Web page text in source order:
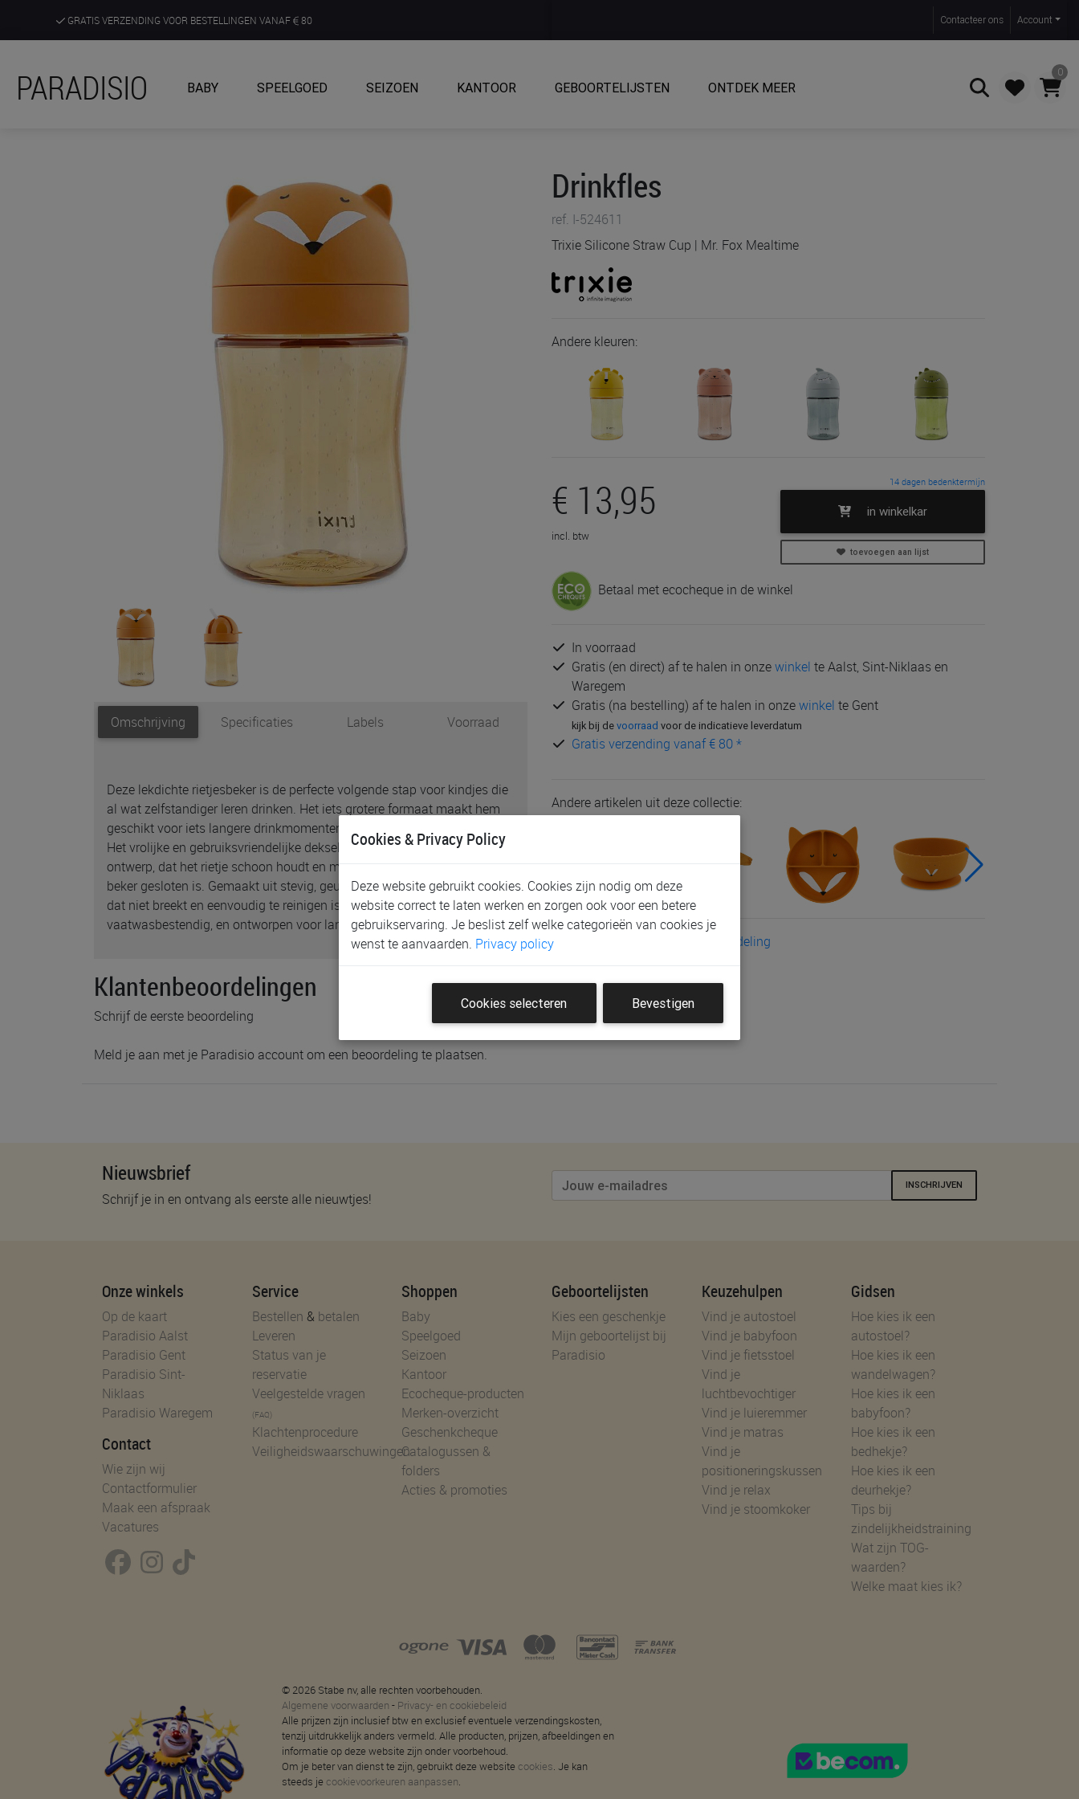
GRATIS VERZENDING VOOR BESTELLINGEN VANAF 80
ONTDEK, BELEEF EN KRIJG ADVIES IN ONZE WINKELS
Contacteer ons Account
PARADISIO BABY SPEELGOED SEIZOEN KANTOOR GEBOORTELIJSTEN ONTDEK MEER
0
Omschrijving Specificaties Labels Voorraad
Deze lekdichte rietjesbeker is de perfecte volgende stap voor kindjes die
al wat zelfstandiger leren drinken. Het iets grotere formaat maakt hem
geschikt voor iets langere drinkmomenten naarmate kinderen groeien.
Het vrolijke en gebruiksvriendelijke deksel beschikt over een anti-lek
ontwerp, dat het rietje schoon houdt en morsen voorkomt wanneer de
beker gesloten is. Gemaakt uit stevig, geurloos en transparant Tritan?
dat niet breekt en eenvoudig te reinigen is. Natuurlijk ook
vaatwasbestendig, en ontworpen voor langdurig dagelijks gebruik.
Drinkfles
ref. I-524611
Trixie Silicone Straw Cup | Mr. Fox Mealtime
Andere kleuren:
€ 13,95
incl. btw
14 dagen bedenktermijn
in winkelkar
toevoegen aan lijst
Betaal met ecocheque in de winkel
In voorraad
Gratis (en direct) af te halen in onzewinkel te Aalst, Sint-Niklaas en
Waregem
Gratis (na bestelling) af te halen in onzewinkel te Gent
kijk bij devoorraad voor de indicatieve leverdatum
Gratis verzending vanaf € 80 *
Andere artikelen uit deze collectie:
Schrijf de eerste klantenbeoordeling
Klantenbeoordelingen
Schrijf de eerste beoordeling
Meld je aan met je Paradisio account om een beoordeling te plaatsen.
Nieuwsbrief
Schrijf je in en ontvang als eerste alle nieuwtjes!
INSCHRIJVEN
Onze winkels
Op de kaart
Paradisio Aalst
Paradisio Gent
Paradisio Sint-
Niklaas
Paradisio Waregem
Contact
Wie zijn wij
Contactformulier
Maak een afspraak
Vacatures
Service
Bestellen & betalen
Leveren
Status van je
reservatie
Veelgestelde vragen
(FAQ)
Klachtenprocedure
Veiligheidswaarschuwingen
Shoppen
Baby
Speelgoed
Seizoen
Kantoor
Ecocheque-producten
Merken-overzicht
Geschenkcheque
Catalogussen &
folders
Acties & promoties
Geboortelijsten
Kies een geschenkje
Mijn geboortelijst bij
Paradisio
Keuzehulpen
Vind je autostoel
Vind je babyfoon
Vind je fietsstoel
Vind je
luchtbevochtiger
Vind je luieremmer
Vind je matras
Vind je
positioneringskussen
Vind je relax
Vind je stoomkoker
Gidsen
Hoe kies ik een
autostoel?
Hoe kies ik een
wandelwagen?
Hoe kies ik een
babyfoon?
Hoe kies ik een
bedhekje?
Hoe kies ik een
deurhekje?
Tips bij
zindelijkheidstraining
Wat zijn TOG-
waarden?
Welke maat kies ik?
© 2026 Stabe nv, alle rechten voorbehouden.
Algemene voorwaarden - Privacy- en cookiebeleid
Alle prijzen zijn inclusief btw en exclusief eventuele verzendingskosten,
tenzij uitdrukkelijk anders vermeld. Alle producten, prijzen, afbeeldingen en
informatie op deze website zijn onder voorbehoud.
Om je beter van dienst te zijn, gebruikt deze website cookies. Je kan
steeds je cookievoorkeuren aanpassen.
Cookies & Privacy Policy
Deze website gebruikt cookies. Cookies zijn nodig om deze
website correct te laten werken en zorgen ook voor een betere
gebruikservaring. Je beslist zelf welke categorieën van cookies je
wenst te aanvaarden. Privacy policy
Cookies selecteren Bevestigen